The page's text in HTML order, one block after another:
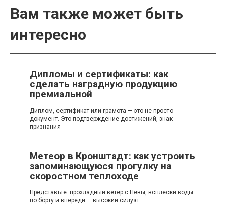
Вам также может быть
интересно
Дипломы и сертификаты: как
сделать наградную продукцию
премиальной
Диплом, сертификат или грамота — это не просто
документ. Это подтверждение достижений, знак
признания
Метеор в Кронштадт: как устроить
запоминающуюся прогулку на
скоростном теплоходе
Представьте: прохладный ветер с Невы, всплески воды
по борту и впереди — высокий силуэт